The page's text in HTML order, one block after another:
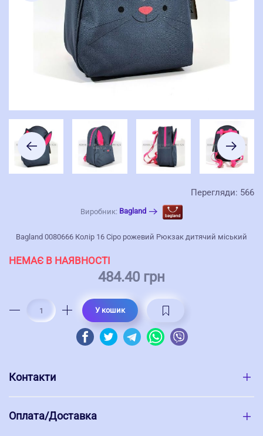
Перегляди: 566
Виробник: Bagland
Bagland 0080666 Колір 16 Сіро рожевий Рюкзак дитячий міський
НЕМАЄ В НАЯВНОСТІ
484.40 грн
У кошик
Контакти
Оплата/Доставка